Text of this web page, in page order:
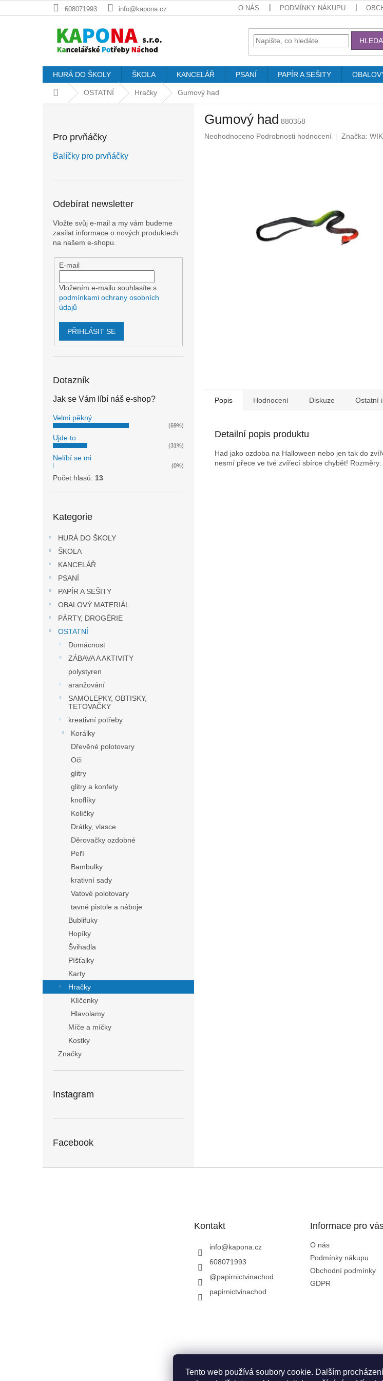
Tento web používá soubory cookie. Dalším
na
608071993 info@kapona.cz O NÁS PODMÍNKY NÁKUPU
HURÁ DO ŠKOLY ŠKOLA KANCELÁŘ PSANÍ PAPÍR A SEŠITY
Domů OSTATNÍ Hračky Gumový had
Pro prvňáčky
Balíčky pro prvňáčky
Odebírat newsletter
Vložte svůj e-mail a my vám budeme
zasílat informace o nových produktech
na našem e-shopu.
E-mail
Vložením e-mailu souhlasíte s
podmínkami ochrany osobních
údajů
PŘIHLÁSIT SE
Dotazník
Jak se Vám líbí náš e-shop?
Velmi pěkný
(69%)
Ujde to
(31%)
Nelíbí se mi
(0%)
Počet hlasů: 13
kategorie
Kategorie
HURÁ DO ŠKOLY
ŠKOLA
KANCELÁŘ
PSANÍ
PAPÍR A SEŠITY
OBALOVÝ MATERIÁL
PÁRTY, DROGÉRIE
OSTATNÍ
Domácnost
ZÁBAVA A AKTIVITY
polystyren
aranžování
SAMOLEPKY, OBTISKY,
TETOVAČKY
kreativní potřeby
Korálky
Dřevěné polotovary
Oči
glitry
glitry a konfety
knoflíky
Kolíčky
Drátky, vlasce
Děrovačky ozdobné
Peří
Bambulky
krativní sady
Vatové polotovary
tavné pistole a náboje
Bublifuky
Hopíky
Švihadla
Píšťalky
Karty
Hračky
Klíčenky
Hlavolamy
Míče a míčky
Kostky
Značky
Instagram
Facebook
Gumový had 880358
Průměrné
Neohodnoceno Podrobnosti hodnocení Značka:
Popis Hodnocení Diskuze Ostatní
Detailní popis produktu
Had jako ozdoba na Halloween nebo jen tak do
nesmí přece ve tvé zvířecí sbírce chybět!
Kontakt
info@kapona.cz
608071993
@papirnictvinachod
papirnictvinachod
Informace pro
O nás
Podmínky nákupu
Obchodní podmínky
GDPR